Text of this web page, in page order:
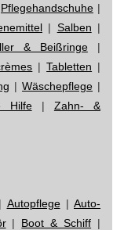
Pflegehandschuhe |
| Salben |
& Beißringe|
|Tabletten |
| Wäschepflege |
Hilfe| Zahn- &
| Autopflege| Auto-
| Boot & Schiff |